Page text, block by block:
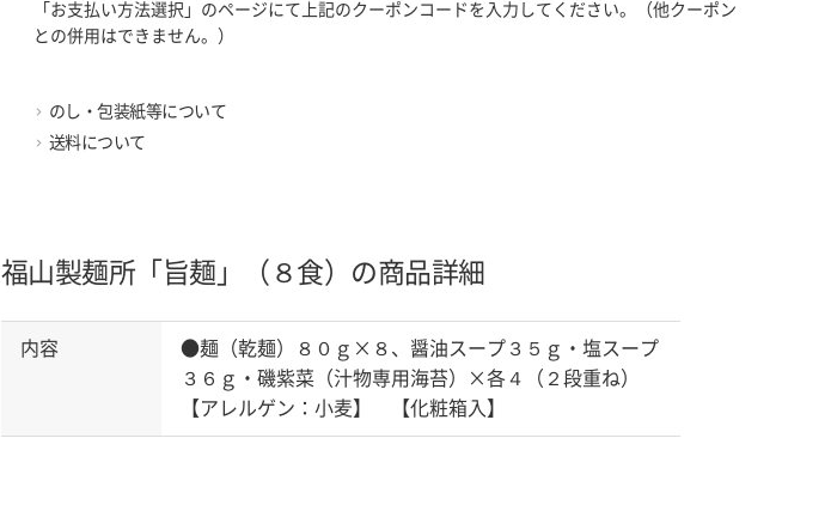
「お支払い方法選択」のページにて上記のクーポンコードを入力してください。（他クーポン
との併用はできません。）
のし・包装紙等について
送料について
福山製麺所「旨麺」（８食）の商品詳細
内容
●麺（乾麺）８０ｇ×８、醤油スープ３５ｇ・塩スープ
３６ｇ・磯紫菜（汁物専用海苔）×各４（２段重ね）
【アレルゲン：小麦】 【化粧箱入】